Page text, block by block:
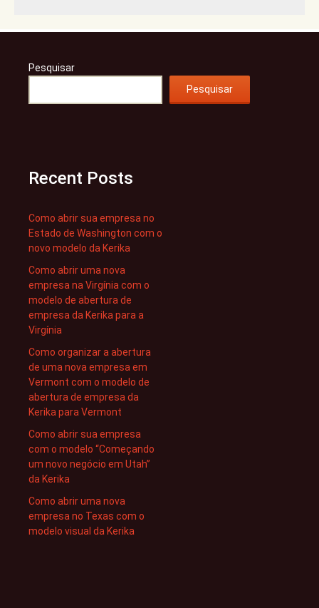
Pesquisar
Pesquisar
Recent Posts
Como abrir sua empresa no
Estado de Washington com o
novo modelo da Kerika
Como abrir uma nova
empresa na Virgínia com o
modelo de abertura de
empresa da Kerika para a
Virgínia
Como organizar a abertura
de uma nova empresa em
Vermont com o modelo de
abertura de empresa da
Kerika para Vermont
Como abrir sua empresa
com o modelo “Começando
um novo negócio em Utah”
da Kerika
Como abrir uma nova
empresa no Texas com o
modelo visual da Kerika